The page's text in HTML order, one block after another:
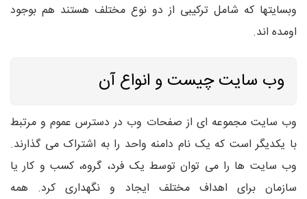
وبسایتها که شامل ترکیبی از دو نوع مختلف هستند هم بوجود
اومده اند.
وب سایت چیست و انواع آن
وب سایت مجموعه ای از صفحات وب در دسترس عموم و مرتبط
با یکدیگر است که یک نام دامنه واحد را به اشتراک می گذارند.
وب سایت ها را می توان توسط یک فرد، گروه، کسب و کار یا
سازمان برای اهداف مختلف ایجاد و نگهداری کرد. همه